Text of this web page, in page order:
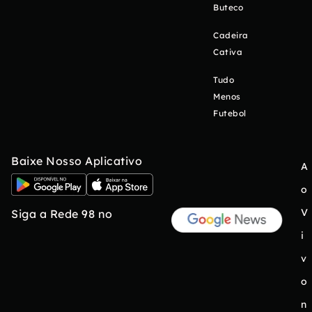
Buteco
Cadeira
Cativa
Tudo
Menos
Futebol
Baixe Nosso Aplicativo
Siga a Rede 98 no
A
o
V
i
v
o
n